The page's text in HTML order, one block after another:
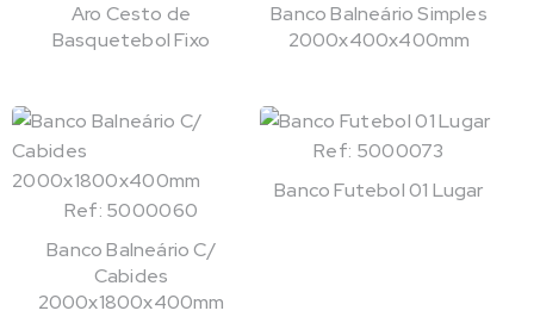
Aro Cesto de
Basquetebol Fixo
Banco Balneário Simples
2000x400x400mm
Ref: 5000060
Banco Balneário C/
Cabides
2000x1800x400mm
Ref: 5000073
Banco Futebol 01 Lugar